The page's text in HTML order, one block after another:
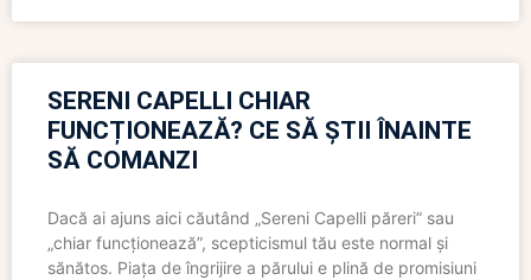
SERENI CAPELLI CHIAR
FUNCȚIONEAZĂ? CE SĂ ȘTII ÎNAINTE
SĂ COMANZI
Dacă ai ajuns aici căutând „Sereni Capelli păreri” sau
„chiar funcționează”, scepticismul tău este normal și
sănătos. Piața de îngrijire a părului e plină de promisiuni